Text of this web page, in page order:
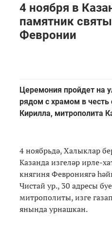
4 ноября в
памятник
Февронии
Церемония пройдет на
рядом с храмом в
Кирилла, митрополита
4 ноябрьдә, Халыклар
Казанда изгеләр ирле-
княгиня Феврониягә
Чистай ур., 30 адресы
митрополиты, изге
янында урнашкан.